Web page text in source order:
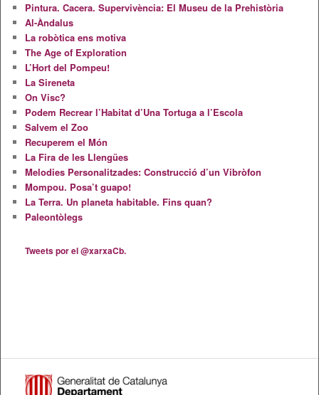
Pintura. Cacera. Supervivència: El Museu de la Prehistòria
Al-Àndalus
La robòtica ens motiva
The Age of Exploration
L’Hort del Pompeu!
La Sireneta
On Visc?
Podem Recrear l’Habitat d’Una Tortuga a l’Escola
Salvem el Zoo
Recuperem el Món
La Fira de les Llengües
Melodies Personalitzades: Construcció d’un Vibròfon
Mompou. Posa’t guapo!
La Terra. Un planeta habitable. Fins quan?
Paleontòlegs
Tweets por el @xarxaCb.